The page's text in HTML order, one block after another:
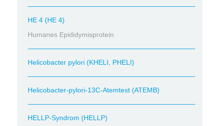
HE 4 (HE 4)
Humanes Epididymisprotein
Helicobacter pylori (KHELI, PHELI)
Helicobacter-pylori-13C-Atemtest (ATEMB)
HELLP-Syndrom (HELLP)